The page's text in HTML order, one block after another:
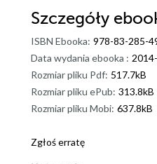
Szczegóły
ISBN Ebooka: 978-83-285-
Data wydania ebooka :
Rozmiar pliku Pdf: 517.7kB
Rozmiar pliku ePub: 313.8kB
Rozmiar pliku Mobi: 637.8kB
Zgłoś erratę